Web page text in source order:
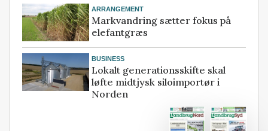
ARRANGEMENT
Markvandring sætter fokus på
elefantgræs
BUSINESS
Lokalt generationsskifte skal
løfte midtjysk siloimportør i
Norden